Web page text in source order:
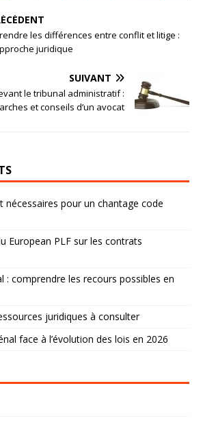
les différences entre conflit et litige :
juridique
SUIVANT
le tribunal administratif :
et conseils d’un avocat
nécessaires pour un chantage code
European PLF sur les contrats
: comprendre les recours possibles en
juridiques à consulter
face à l’évolution des lois en 2026